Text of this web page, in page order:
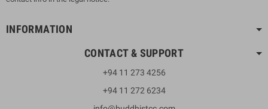
INFORMATION
CONTACT & SUPPORT
+94 11 273 4256
+94 11 272 6234